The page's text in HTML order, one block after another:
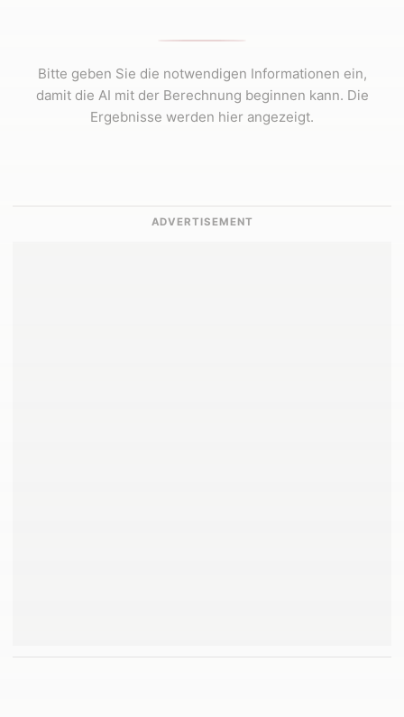
Bitte geben Sie die notwendigen Informationen ein,
damit die AI mit der Berechnung beginnen kann. Die
Ergebnisse werden hier angezeigt.